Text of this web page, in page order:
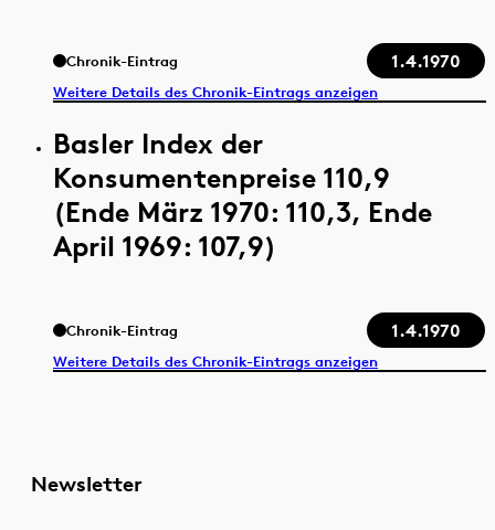
Chronik-Eintrag 1.4.1970
Weitere Details des Chronik-Eintrags anzeigen
Basler Index der
Konsumentenpreise 110,9
(Ende März 1970: 110,3, Ende
April 1969: 107,9)
Chronik-Eintrag 1.4.1970
Weitere Details des Chronik-Eintrags anzeigen
Newsletter